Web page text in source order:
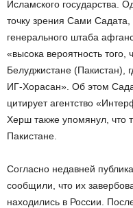
Исламского государства.
точку зрения Сами
генерального штаба
«высока вероятность
Белуджистане (Пакистан),
ИГ-Хорасан». Об этом
цитирует агентство
Херш также упомянул, что
Пакистане.
Согласно недавней
сообщили, что их
находились в России.